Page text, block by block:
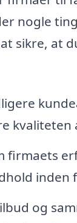
nogle
sikre, at
kvaliteten
firmaets
inden
og